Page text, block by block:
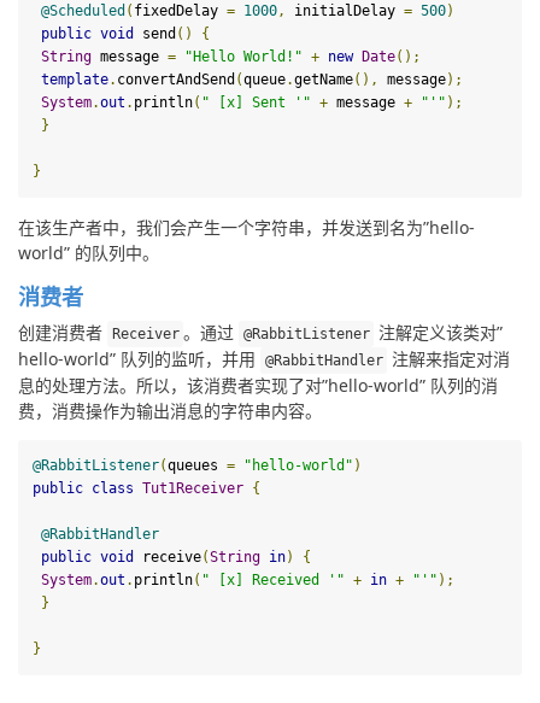
@Scheduled ( fixedDelay = 1000, initialDelay = 500)
public void send ()
{
String message = "Hello World!" + new Date();
template. convertAndSend (queue.getName(), message);
System.out . println( " [x] Sent '" + message + "'" );
}
}
在该生产者中，我们会产生一个字符串，并发送到名为”hello-
world” 的队列中。
消费者
创建消费者 Receiver 。通过 @RabbitListener 注解定义该类对”
hello-world” 队列的监听，并用
@RabbitHandler
注解来指定对消
息的处理方法。所以，该消费者实现了对”hello-world” 队列的消
费，消费操作为输出消息的字符串内容。
@RabbitListener(queues = "hello-world" )
public class Tut1Receiver {
@RabbitHandler
public void receive(String in)
{
System.out . println( " [x] Received '" + in + "'" );
}
}